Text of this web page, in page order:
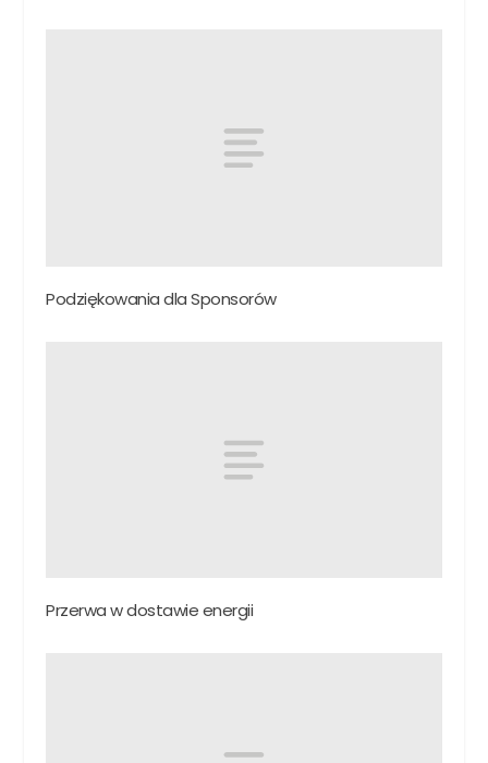
Podziękowania dla Sponsorów
Przerwa w dostawie energii